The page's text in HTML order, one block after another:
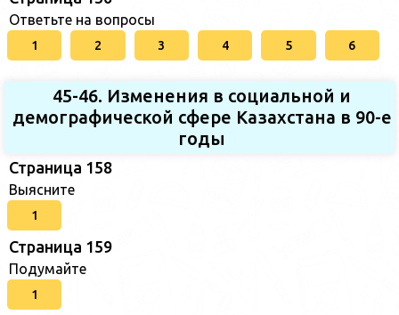
Ответьте на вопросы
1 2 3 4 5 6
45-46. Изменения в социальной и
демографической сфере Казахстана в 90-е
годы
Страница 158
Выясните
1
Страница 159
Подумайте
1